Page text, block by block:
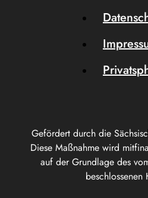
Gefördert durch die
Diese Maßnahme wird
auf der Grundlage des
beschlossenen